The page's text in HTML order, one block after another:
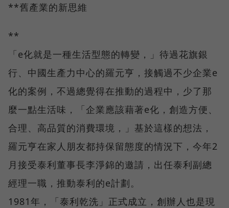
**舊產業的新思維
**
「e化就是一種生活型態的轉變，」待過花旗銀
行、中國生產力中心的羅元亨，接觸過不少企業e
化的案例，不過總覺得在推動的過程中，少了那
麼一點生活味，「企業應該藉著e化，創造方便、
合理、高品質的消費環境，」基於這樣的想法，
羅元亨在家人朋友都持保留態度的情況下，今年2
月接受泰利董事長李淨錦的邀請，出任泰利副總
經理一職，推動泰利的e計劃。
1981年，「泰利乾洗」正式成立，創辦人也是現